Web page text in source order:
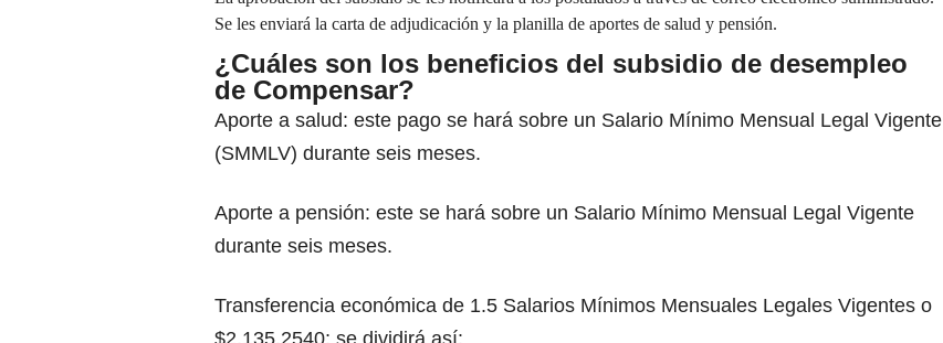
Se les enviará la carta de adjudicación y la planilla de aportes de salud y pensión.
¿Cuáles son los beneficios del subsidio de desempleo
de Compensar?
Aporte a salud: este pago se hará sobre un Salario Mínimo Mensual Legal Vigente
(SMMLV) durante seis meses.
Aporte a pensión: este se hará sobre un Salario Mínimo Mensual Legal Vigente
durante seis meses.
Transferencia económica de 1.5 Salarios Mínimos Mensuales Legales Vigentes o